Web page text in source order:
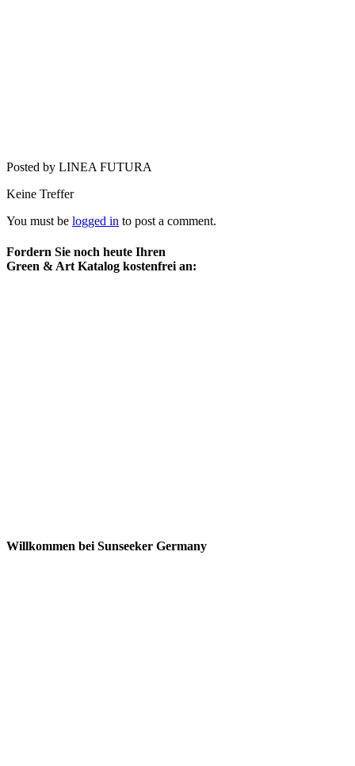
Posted by LINEA FUTURA
Keine Treffer
You must be logged in to post a comment.
Fordern Sie noch heute Ihren
Green & Art Katalog kostenfrei an:
Willkommen bei Sunseeker Germany